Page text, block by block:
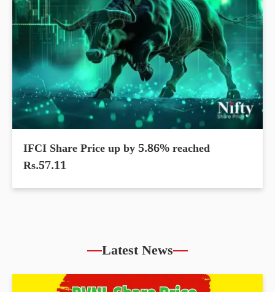
IFCI Share Price up by 5.86% reached
Rs.57.11
Latest News